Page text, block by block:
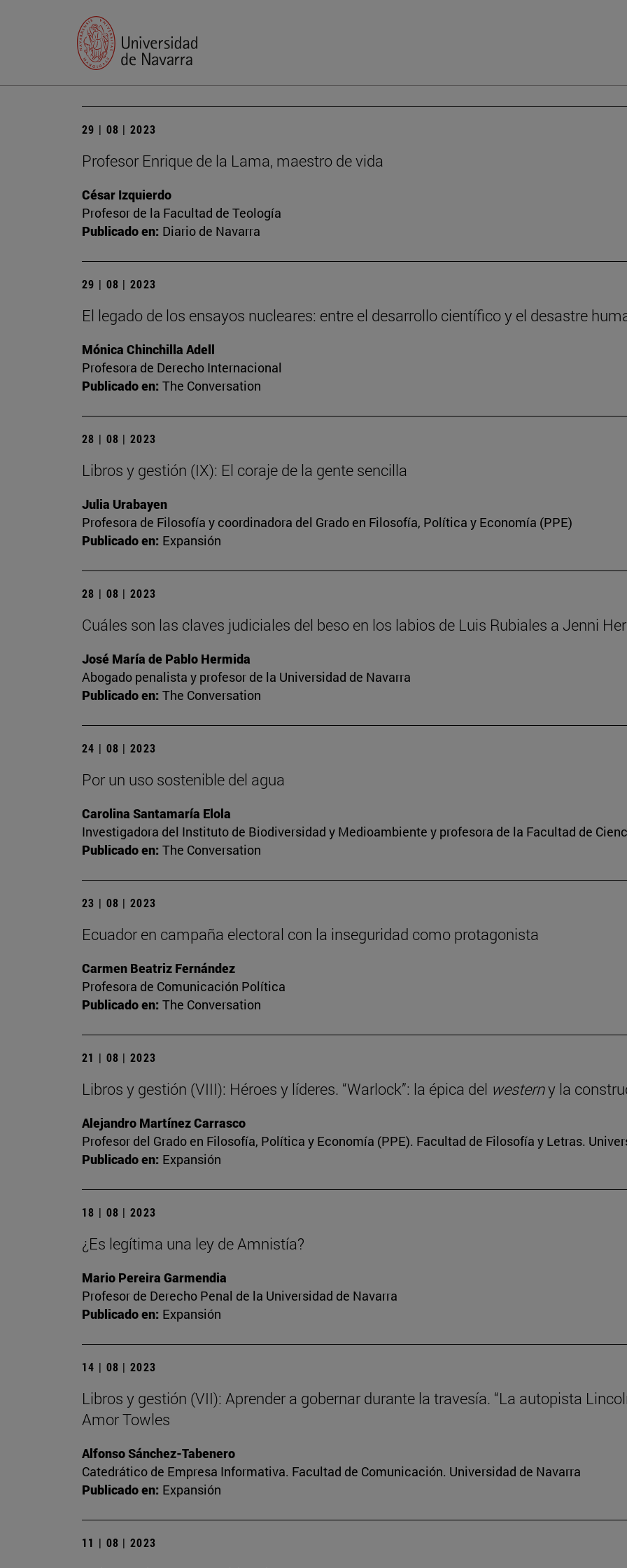
29 | 08 | 2023
Profesor Enrique de la Lama, maestro de vida
César Izquierdo
Profesor de la Facultad de Teología
Publicado en: Diario de Navarra
29 | 08 | 2023
El legado de los ensayos nucleares: entre el desarrollo científico y el desastre
Mónica Chinchilla Adell
Profesora de Derecho Internacional
Publicado en: The Conversation
28 | 08 | 2023
Libros y gestión (IX): El coraje de la gente sencilla
Julia Urabayen
Profesora de Filosofía y coordinadora del Grado en Filosofía, Política y Economía (PPE)
Publicado en: Expansión
28 | 08 | 2023
Cuáles son las claves judiciales del beso en los labios de Luis Rubiales a Jenni
José María de Pablo Hermida
Abogado penalista y profesor de la Universidad de Navarra
Publicado en: The Conversation
24 | 08 | 2023
Por un uso sostenible del agua
Carolina Santamaría Elola
Investigadora del Instituto de Biodiversidad y Medioambiente y profesora de la Facultad de
Publicado en: The Conversation
23 | 08 | 2023
Ecuador en campaña electoral con la inseguridad como protagonista
Carmen Beatriz Fernández
Profesora de Comunicación Política
Publicado en: The Conversation
21 | 08 | 2023
Libros y gestión (VIII): Héroes y líderes. “Warlock”: la épica del westerny la
Alejandro Martínez Carrasco
Profesor del Grado en Filosofía, Política y Economía (PPE). Facultad de Filosofía y Letras.
Publicado en: Expansión
18 | 08 | 2023
¿Es legítima una ley de Amnistía?
Mario Pereira Garmendia
Profesor de Derecho Penal de la Universidad de Navarra
Publicado en: Expansión
14 | 08 | 2023
Libros y gestión (VII): Aprender a gobernar durante la travesía. “La autopista
Amor Towles
Alfonso Sánchez-Tabenero
Catedrático de Empresa Informativa. Facultad de Comunicación. Universidad de Navarra
Publicado en: Expansión
11 | 08 | 2023